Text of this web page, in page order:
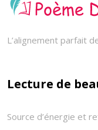
L’alignement parfait
Lecture de
Source d’énergie et